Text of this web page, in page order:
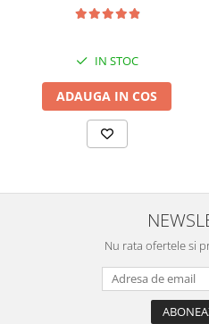
Sistem unica folosinta
IN STOC
ADAUGA IN COS
Nu rata ofertele si